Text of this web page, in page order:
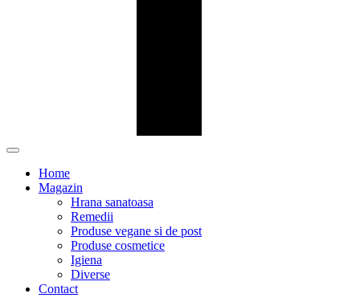
Home
Magazin
Hrana sanatoasa
Remedii
Produse vegane si de post
Produse cosmetice
Igiena
Diverse
Contact